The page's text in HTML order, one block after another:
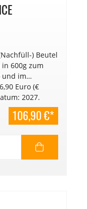
) Beutel
in 600g zum
und im
Euro (€
2027.
106,90 €*